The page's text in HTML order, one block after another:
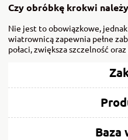
Czy obróbkę krokwi
Nie jest to obowiązkowe,
wiatrownicą zapewnia pełne
połaci, zwiększa szczelność
Baza